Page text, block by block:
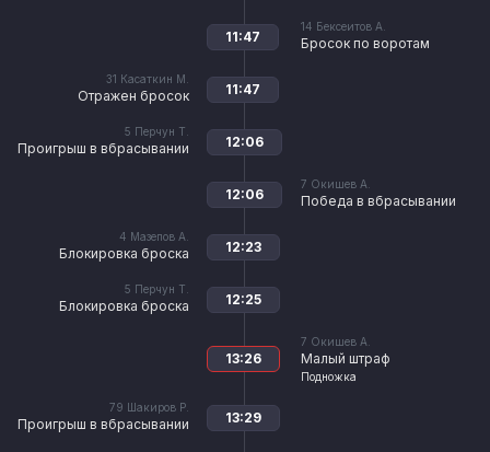
14 Бексеитов А.
Бросок по воротам
11:47
31 Касаткин М.
Отражен бросок 11:47
5 Перчун Т.
Проигрыш в вбрасывании 12:06
7 Окишев А.
Победа в вбрасывании
12:06
4 Мазепов А.
Блокировка броска 12:23
5 Перчун Т.
Блокировка броска 12:25
7 Окишев А.
Малый штраф
Подножка
13:26
79 Шакиров Р.
Проигрыш в вбрасывании 13:29